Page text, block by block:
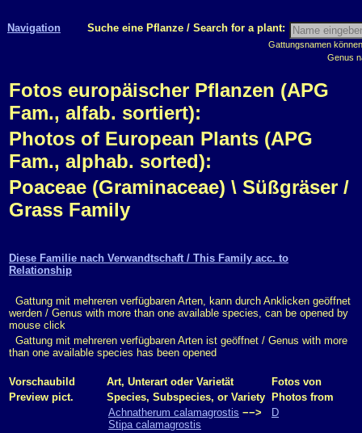
Navigation Suche eine Pflanze / Search for a plant:
Gattungsnamen
Genus
Fotos europäischer Pflanzen (APG
Fam., alfab. sortiert):
Photos of European Plants (APG
Fam., alphab. sorted):
Poaceae (Graminaceae) \ Süßgräser /
Grass Family
Diese Familie nach Verwandtschaft / This Family acc. to
Relationship
Gattung mit mehreren verfügbaren Arten, kann durch Anklicken geöffnet
werden / Genus with more than one available species, can be opened by
mouse click
Gattung mit mehreren verfügbaren Arten ist geöffnet / Genus with more
than one available species has been opened
Vorschaubild Art, Unterart oder Varietät
Fotos von
Preview pict.
Species, Subspecies, or Variety
Photos from
Achnatherum calamagrostis −−>
Stipa calamagrostis
D